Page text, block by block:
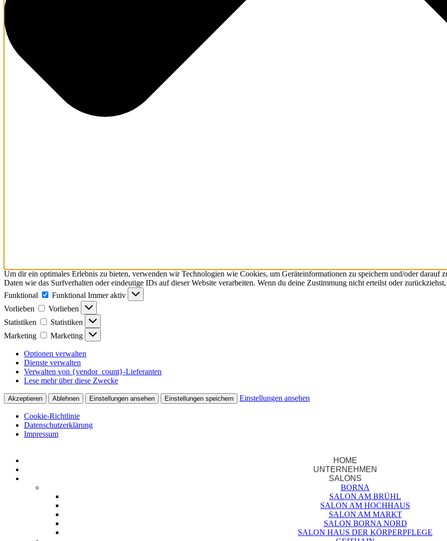
Um dir ein optimales Erlebnis zu bieten, verwenden wir Technologien wie Cookies, um Geräteinformationen zu speichern und/oder darauf
Daten wie das Surfverhalten oder eindeutige IDs auf dieser Website verarbeiten. Wenn du deine Zustimmung nicht erteilst oder
Funktional
Funktional Immer aktiv
Vorlieben
Vorlieben
Statistiken
Statistiken
Marketing
Marketing
Optionen verwalten
Dienste verwalten
Verwalten von {vendor_count}-Lieferanten
Lese mehr über diese Zwecke
Akzeptieren Ablehnen Einstellungen ansehen Einstellungen speichern Einstellungen ansehen
Cookie-Richtlinie
Datenschutzerklärung
Impressum
post@friseure-borna.de
HOME
UNTERNEHMEN
SALONS
BORNA
SALON AM BRÜHL
SALON AM HOCHHAUS
SALON AM MARKT
SALON BORNA NORD
SALON HAUS DER KÖRPERPFLEGE